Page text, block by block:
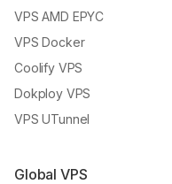
VPS AMD EPYC
VPS Docker
Coolify VPS
Dokploy VPS
VPS UTunnel
Global VPS